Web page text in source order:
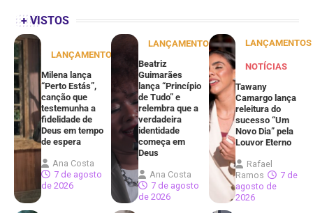
+ VISTOS
LANÇAMENTOS
Milena lança
“Perto Estás”,
canção que
testemunha a
fidelidade de
Deus em tempo
de espera
Ana Costa
7 de agosto
de 2026
LANÇAMENTOS
Beatriz
Guimarães
lança “Princípio
de Tudo” e
relembra que a
verdadeira
identidade
começa em
Deus
Ana Costa
7 de agosto
de 2026
LANÇAMENTOS
NOTÍCIAS
Tawany
Camargo lança
releitura do
sucesso “Um
Novo Dia” pela
Louvor Eterno
Rafael
Ramos
7 de
agosto de
2026